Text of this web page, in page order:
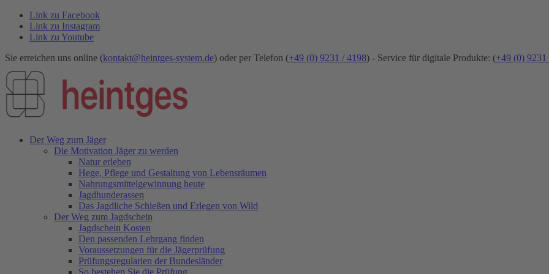
Link zu Facebook
Link zu Instagram
Link zu Youtube
Sie erreichen uns online (kontakt@heintges-system.de) oder per Telefon (+49 (0) 9231 / 4198) - Service für digitale Produkte: (+49 (0) 9231
Der Weg zum Jäger
Die Motivation Jäger zu werden
Natur erleben
Hege, Pflege und Gestaltung von Lebensräumen
Nahrungsmittelgewinnung heute
Jagdhunderassen
Das Jagdliche Schießen und Erlegen von Wild
Der Weg zum Jagdschein
Jagdschein Kosten
Den passenden Lehrgang finden
Voraussetzungen für die Jägerprüfung
Prüfungsregularien der Bundesländer
So bestehen Sie die Prüfung